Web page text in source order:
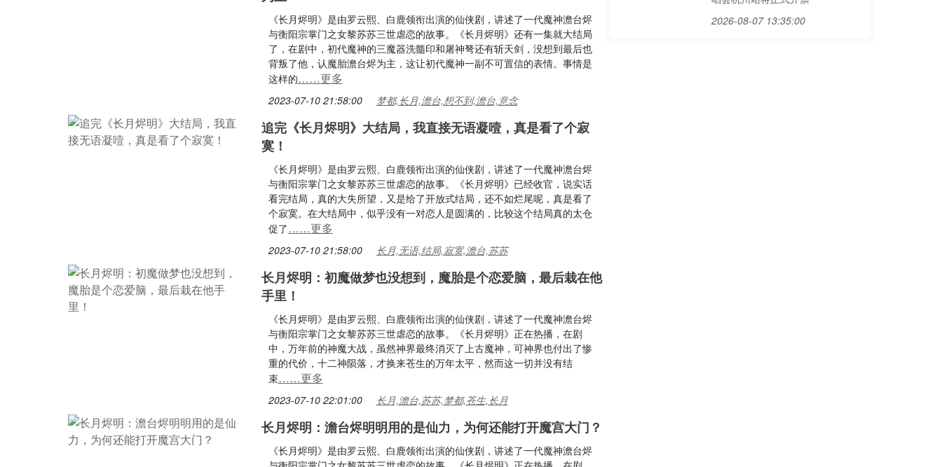
《长月烬明》是由罗云熙、白鹿领衔出演的仙侠剧，讲述了一代魔神澹台烬
与衡阳宗掌门之女黎苏苏三世虐恋的故事。《长月烬明》还有一集就大结局
了，在剧中，初代魔神的三魔器洗髓印和屠神弩还有斩天剑，没想到最后也
背叛了他，认魔胎澹台烬为主，这让初代魔神一副不可置信的表情。事情是
这样的……更多
2023-07-10 21:58:00 梦都,长月,澹台,想不到,澹台,意念
追完《长月烬明》大结局，我直接无语凝噎，真是看了个寂
寞！
《长月烬明》是由罗云熙、白鹿领衔出演的仙侠剧，讲述了一代魔神澹台烬
与衡阳宗掌门之女黎苏苏三世虐恋的故事。《长月烬明》已经收官，说实话
看完结局，真的大失所望，又是给了开放式结局，还不如烂尾呢，真是看了
个寂寞。在大结局中，似乎没有一对恋人是圆满的，比较这个结局真的太仓
促了……更多
2023-07-10 21:58:00 长月,无语,结局,寂寞,澹台,苏苏
长月烬明：初魔做梦也没想到，魔胎是个恋爱脑，最后栽在他
手里！
《长月烬明》是由罗云熙、白鹿领衔出演的仙侠剧，讲述了一代魔神澹台烬
与衡阳宗掌门之女黎苏苏三世虐恋的故事。《长月烬明》正在热播，在剧
中，万年前的神魔大战，虽然神界最终消灭了上古魔神，可神界也付出了惨
重的代价，十二神陨落，才换来苍生的万年太平，然而这一切并没有结
束……更多
2023-07-10 22:01:00 长月,澹台,苏苏,梦都,苍生,长月
长月烬明：澹台烬明明用的是仙力，为何还能打开魔宫大门？
《长月烬明》是由罗云熙、白鹿领衔出演的仙侠剧，讲述了一代魔神澹台烬
2026-08-07 13:35:00